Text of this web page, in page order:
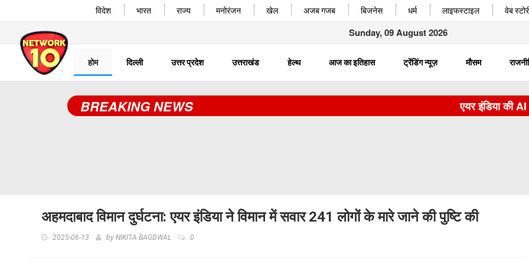
विदेश भारत राज्य मनोरंजन खेल अजब गजब बिजनेस धर्म लाइफस्टाइल वेब
Sunday, 09 August 2026
होम दिल्ली उत्तर प्रदेश उत्तराखंड हेल्थ आज का इतिहास ट्रेंडिंग न्यूज़ मौसम
BREAKING NEWS एयर इंडिया की AI
अहमदाबाद विमान दुर्घटना: एयर इंडिया ने विमान में सवार 241 लोगों के मारे जाने की पुष्टि की
2025-06-13 by NIKITA BAGDWAL 0